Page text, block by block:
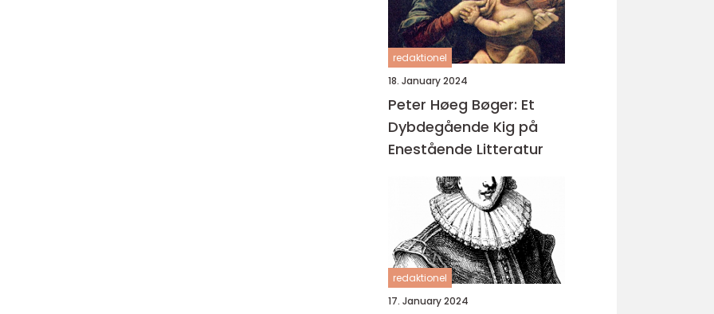
redaktionel
18. January 2024
Peter Høeg Bøger: Et
Dybdegående Kig på
Enestående Litteratur
redaktionel
17. January 2024